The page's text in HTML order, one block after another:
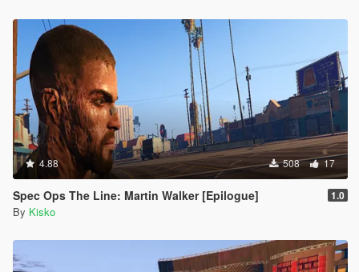
4.88 508 17
Spec Ops The Line: Martin Walker [Epilogue] 1.0
By Kisko